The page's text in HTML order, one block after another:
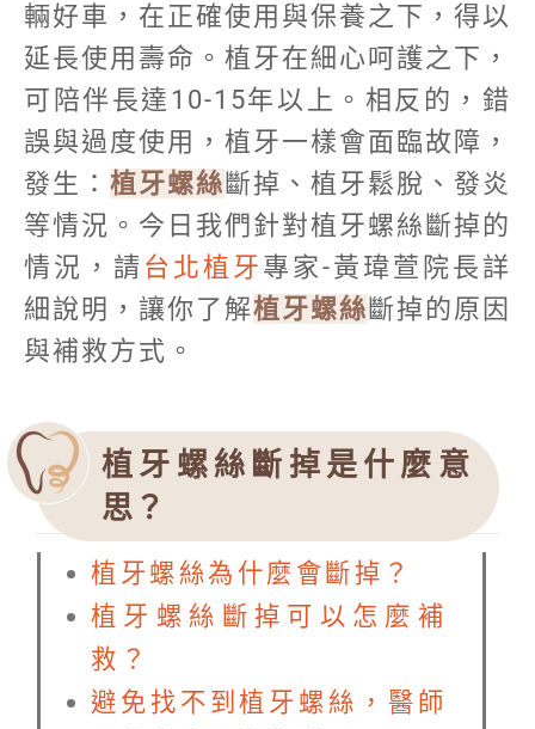
輛好車，在正確使用與保養之下，得以
延長使用壽命。植牙在細心呵護之下，
可陪伴長達10-15年以上。相反的，錯
誤與過度使用，植牙一樣會面臨故障，
發生： 植牙螺絲 斷掉、植牙鬆脫、發炎
等情況。今日我們針對植牙螺絲斷掉的
情況，請 台北植牙 專家-黃瑋萱院長詳
細說明，讓你了解植牙螺絲 斷掉的原因
與補救方式。
植牙螺絲斷掉是什麼意
思？
植牙螺絲為什麼會斷掉？
植牙螺絲斷掉可以怎麼補
救？
避免找不到植牙螺絲，醫師